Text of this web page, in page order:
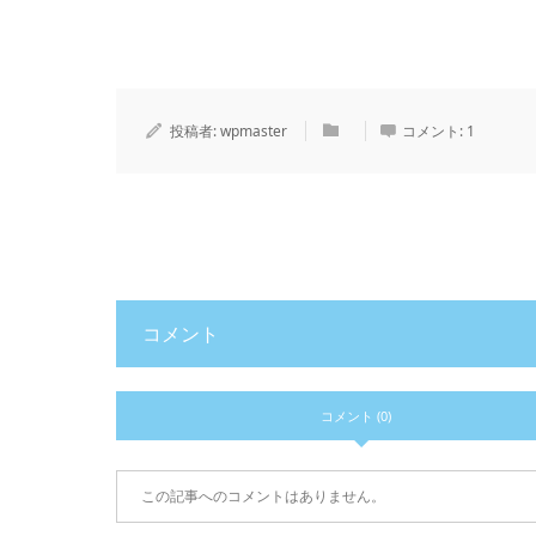
投稿者:wpmaster コメント: 1
コメント
コメント (0)
この記事へのコメントはありません。